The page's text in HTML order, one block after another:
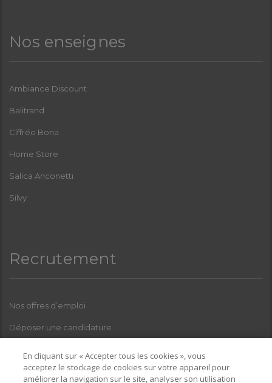
Nos enseignes
Ambiance Discount
Balitrand
Ciffréo Bona
Home Store
Salica Anconetti
Silvy
Recrutement
Nos offres d’emploi
Déposer une candidature
En cliquant sur « Accepter tous les cookies », vous
acceptez le stockage de cookies sur votre appareil pour
améliorer la navigation sur le site, analyser son utilisation